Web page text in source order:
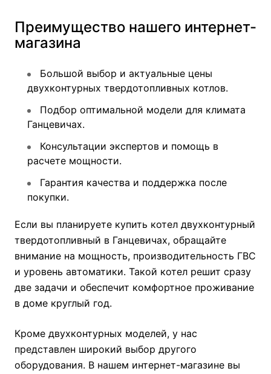
Преимущество нашего интернет-
магазина
Большой выбор и актуальные цены
двухконтурных твердотопливных котлов.
Подбор оптимальной модели для климата
Ганцевичах.
Консультации экспертов и помощь в
расчете мощности.
Гарантия качества и поддержка после
покупки.
Если вы планируете купить котел двухконтурный
твердотопливный в Ганцевичах, обращайте
внимание на мощность, производительность ГВС
и уровень автоматики. Такой котел решит сразу
две задачи и обеспечит комфортное проживание
в доме круглый год.
Кроме двухконтурных моделей, у нас
представлен широкий выбор другого
оборудования. В нашем интернет-магазине вы